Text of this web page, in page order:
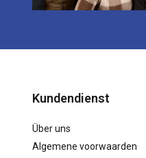
Kundendienst
Über uns
Algemene voorwaarden